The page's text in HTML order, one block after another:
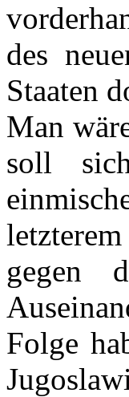
des
Staaten
Man
soll
gegen
Folge